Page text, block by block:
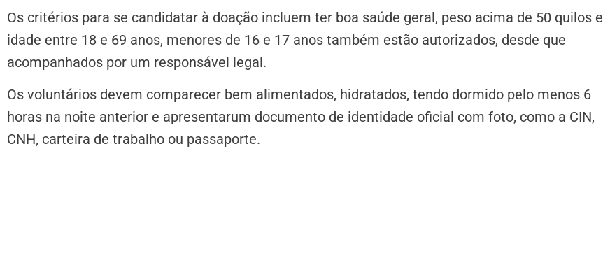
Os critérios para se candidatar à doação incluem ter boa saúde geral, peso acima de 50 quilos e
idade entre 18 e 69 anos, menores de 16 e 17 anos também estão autorizados, desde que
acompanhados por um responsável legal.
Os voluntários devem comparecer bem alimentados, hidratados, tendo dormido pelo menos 6
horas na noite anterior e apresentarum documento de identidade oficial com foto, como a CIN,
CNH, carteira de trabalho ou passaporte.